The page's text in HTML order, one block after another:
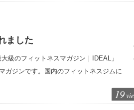
ました
級のフィットネスマガジン｜IDEAL」
ガジンです。国内のフィットネスジムに
19